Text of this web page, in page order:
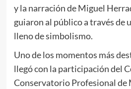
y la narración de Miguel
guiaron al público a través de
lleno de simbolismo.
Uno de los momentos más
llegó con la participación del
Conservatorio Profesional de